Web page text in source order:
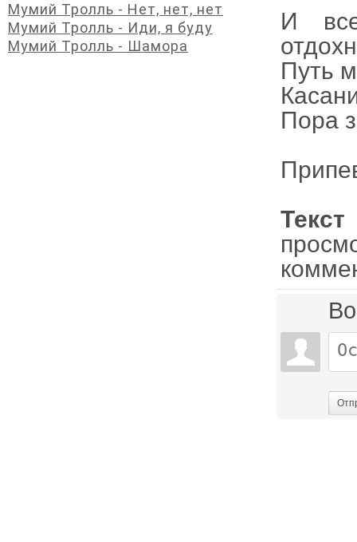
И
Путь
Пора
Мумий Тролль - Нет, нет, нет
Мумий Тролль - Иди, я буду
Мумий Тролль - Шамора